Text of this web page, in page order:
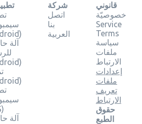
آلة
آلة
شركة
اتصل
بنا
العربية
قانوني
خصوصيّة
Service
Terms
سياسة
ملفات
الارتباط
إعدادات
ملفات
تعريف
الارتباط
حقوق
الطبع